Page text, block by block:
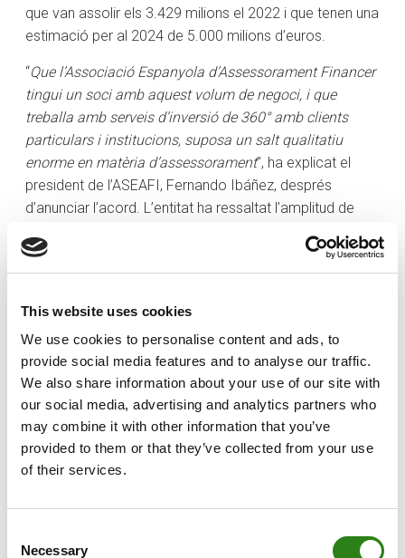
This website uses cookies
We use cookies to personalise content and ads, to
provide social media features and to analyse our traffic.
We also share information about your use of our site with
our social media, advertising and analytics partners who
may combine it with other information that you’ve
provided to them or that they’ve collected from your use
of their services.
Selection
Necessary
que van assolir els 3.429 milions el 2022 i que tenen una
estimació per al 2024 de 5.000 milions d’euros.
“Que l’Associació Espanyola d’Assessorament Financer
tingui un soci amb aquest volum de negoci, i que
treballa amb serveis d’inversió de 360° amb clients
particulars i institucions, suposa un salt qualitatiu
enorme en matèria d’assessorament”, ha explicat el
president de l’ASEAFI, Fernando Ibáñez, després
d’anunciar l’acord. L’entitat ha ressaltat l’amplitud de
l’arquitectura oberta a l’hora d’oferir solucions d’inversió
especialitzades, assessorament patrimonial global i
Un acord que arriba en ple creixement de la firma
Més enllà d’aquestes xifres de volum de negoci, l’acord
arriba en un pic de creixement de Creand Wealth
Management a Espanya, i és que la firma ja disposa
d’una plantilla de més de 100 empleats. A l’equip, s’hi ha
unit Esther del Rincón a principis d’aquest any com a
Unitat de Xarxes Externes que dirigeix Álvaro Ximénez
potenciar aquest segment de negoci.